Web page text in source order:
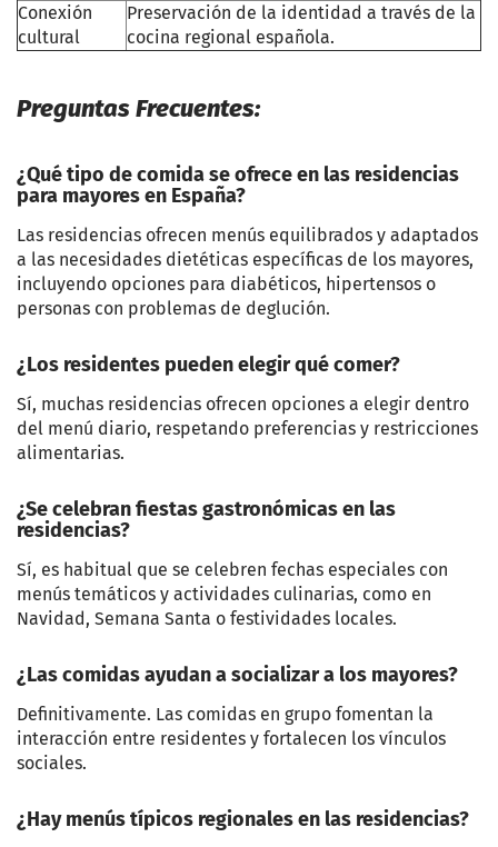
Conexión
cultural
Preservación de la identidad a través de la
cocina regional española.
Preguntas Frecuentes:
¿Qué tipo de comida se ofrece en las residencias
para mayores en España?
Las residencias ofrecen menús equilibrados y adaptados
a las necesidades dietéticas específicas de los mayores,
incluyendo opciones para diabéticos, hipertensos o
personas con problemas de deglución.
¿Los residentes pueden elegir qué comer?
Sí, muchas residencias ofrecen opciones a elegir dentro
del menú diario, respetando preferencias y restricciones
alimentarias.
¿Se celebran fiestas gastronómicas en las
residencias?
Sí, es habitual que se celebren fechas especiales con
menús temáticos y actividades culinarias, como en
Navidad, Semana Santa o festividades locales.
¿Las comidas ayudan a socializar a los mayores?
Definitivamente. Las comidas en grupo fomentan la
interacción entre residentes y fortalecen los vínculos
sociales.
¿Hay menús típicos regionales en las residencias?